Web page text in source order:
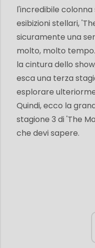
l'incredibile
esibizioni stellari,
sicuramente una
molto, molto
la cintura dello
esca una terza
esplorare
Quindi, ecco la
stagione 3 di 'The
che devi sapere.